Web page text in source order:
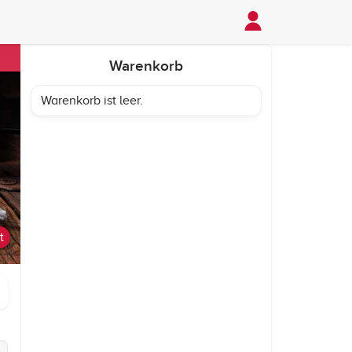
Warenkorb
Warenkorb ist leer.